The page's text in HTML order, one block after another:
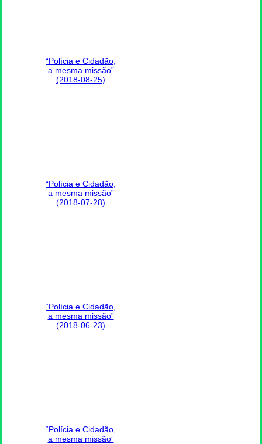
“Polícia e Cidadão,
a mesma missão”
(2018-08-25)
“Polícia e Cidadão,
a mesma missão”
(2018-07-28)
“Polícia e Cidadão,
a mesma missão”
(2018-06-23)
“Polícia e Cidadão,
a mesma missão”